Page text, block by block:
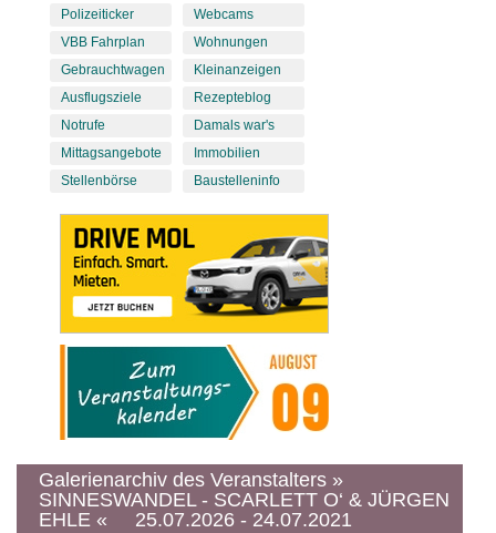
Polizeiticker
VBB Fahrplan
Gebrauchtwagen
Ausflugsziele
Notrufe
Mittagsangebote
Stellenbörse
Webcams
Wohnungen
Kleinanzeigen
Rezepteblog
Damals war's
Immobilien
Baustelleninfo
Galerienarchiv des Veranstalters »
SINNESWANDEL - SCARLETT O‘ & JÜRGEN
EHLE « 25.07.2026 - 24.07.2021